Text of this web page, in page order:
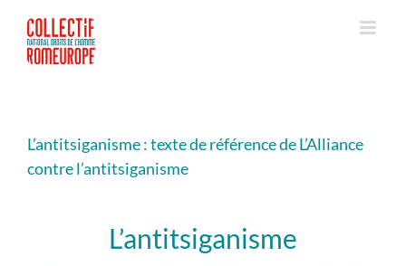
contenu
L’antitsiganisme : texte de référence de L’Alliance
contre l’antitsiganisme
L’antitsiganisme